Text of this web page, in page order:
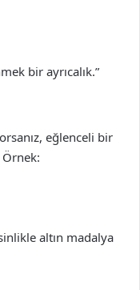
bir ayrıcalık.”
eğlenceli bir
altın madalya